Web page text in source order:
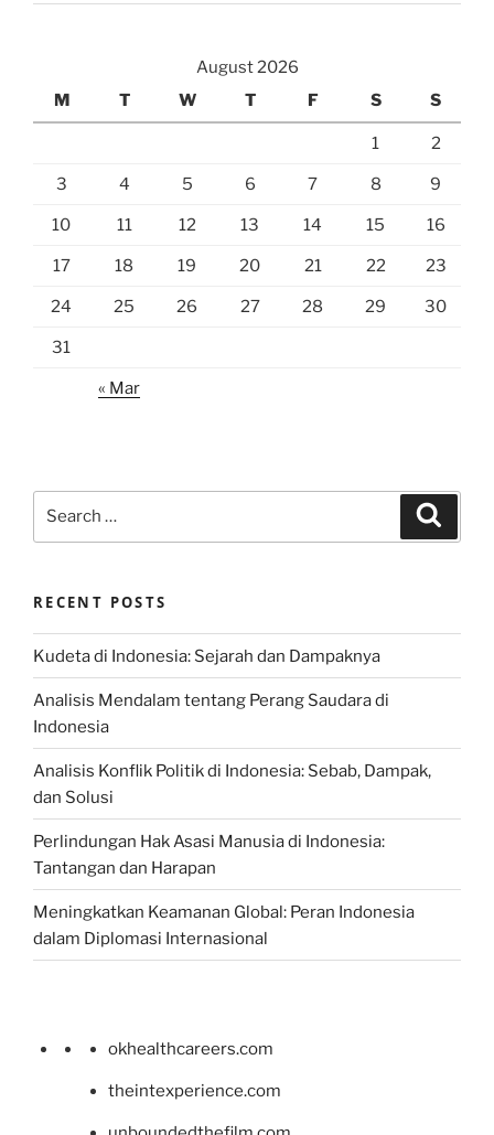
August 2026
M
T W T F S S
1 2
3 4 5 6 7 8 9
10 11 12 13 14 15 16
17 18 19 20 21 22 23
24 25 26 27 28 29 30
31
« Mar
RECENT POSTS
Kudeta di Indonesia: Sejarah dan Dampaknya
Analisis Mendalam tentang Perang Saudara di
Indonesia
Analisis Konflik Politik di Indonesia: Sebab, Dampak,
dan Solusi
Perlindungan Hak Asasi Manusia di Indonesia:
Tantangan dan Harapan
Meningkatkan Keamanan Global: Peran Indonesia
dalam Diplomasi Internasional
okhealthcareers.com
theintexperience.com